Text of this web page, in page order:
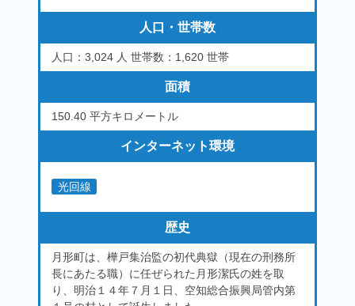
人口・世帯数
人口：3,024 人 世帯数：1,620 世帯
面積
150.40 平方キロメートル
インターネット環境
光回線
歴史
月形町は、樺戸集治監の初代典獄（現在の刑務所
長にあたる職）に任ぜられた月形潔氏の姓を取
り、明治１４年７月１日、空知総合振興局管内第